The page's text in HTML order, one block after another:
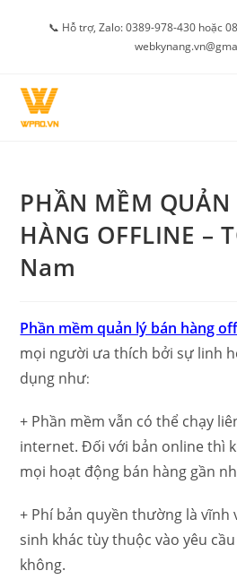
📞 Hỗ trợ, Zalo: 0389-978-430 hoặc
PHẦN MỀM QUẢN
HÀNG OFFLINE –
Nam
Phần mềm quản lý bán hàng
mọi người ưa thích bởi sự linh
dụng như:
+ Phần mềm vẫn có thể chạy
internet. Đối với bản online thì
mọi hoạt động bán hàng gần
+ Phí bản quyền thường là vĩnh
sinh khác tùy thuộc vào yêu
không.